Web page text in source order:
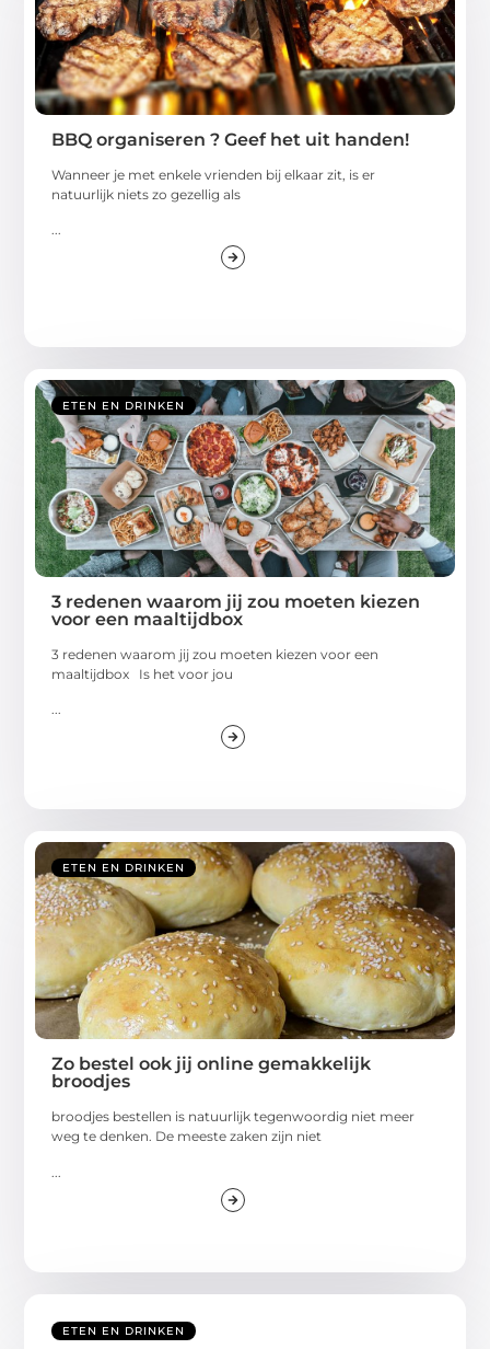
BBQ organiseren ? Geef het uit handen!
Wanneer je met enkele vrienden bij elkaar zit, is er
natuurlijk niets zo gezellig als
ETEN EN DRINKEN
3 redenen waarom jij zou moeten kiezen
voor een maaltijdbox
3 redenen waarom jij zou moeten kiezen voor een
maaltijdbox Is het voor jou
...
ETEN EN DRINKEN
Zo bestel ook jij online gemakkelijk
broodjes
broodjes bestellen is natuurlijk tegenwoordig niet meer
weg te denken. De meeste zaken zijn niet
ETEN EN DRINKEN